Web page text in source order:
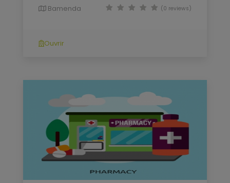
Bamenda (0 reviews)
Ouvrir